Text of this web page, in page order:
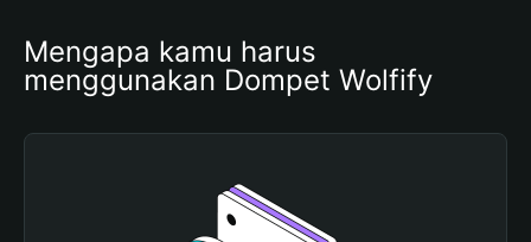
Mengapa kamu harus
menggunakan Dompet Wolfify